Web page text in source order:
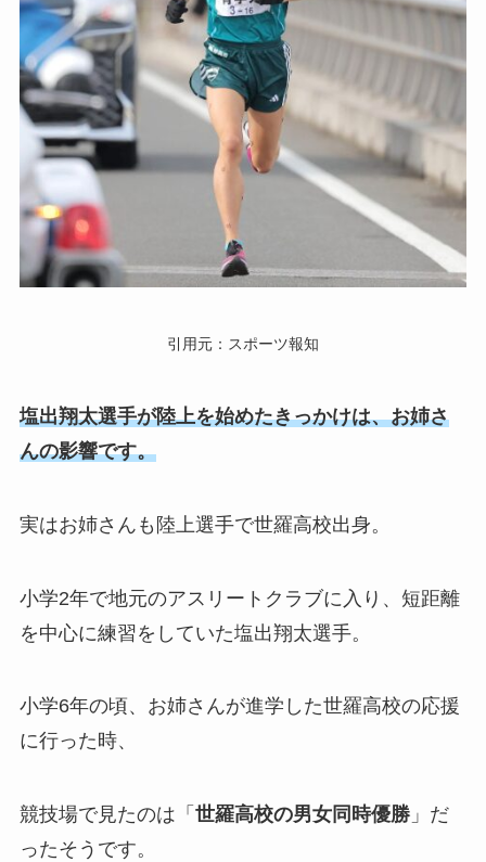
引用元： スポーツ報知
塩出翔太選手が陸上を始めたきっかけは、お姉さ
んの影響です。
実はお姉さんも陸上選手で世羅高校出身。
小学2年で地元のアスリートクラブに入り、短距離
を中心に練習をしていた塩出翔太選手。
小学6年の頃、お姉さんが進学した世羅高校の応援
に行った時、
競技場で見たのは「 世羅高校の男女同時優勝」だ
ったそうです。